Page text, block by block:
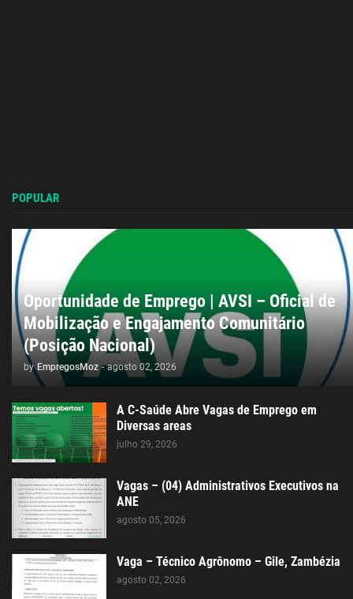
POPULAR
Oportunidade de Emprego | AVSI – Oficial de
Mobilização e Engajamento Comunitário
(Posição Nacional)
by EmpregosMoz - agosto 02, 2026
A C-Saúde Abre Vagas de Emprego em
Diversas areas
julho 29, 2026
Vagas – (04) Administrativos Executivos na
ANE
agosto 05, 2026
Vaga – Técnico Agrônomo – Gile, Zambézia
agosto 02, 2026